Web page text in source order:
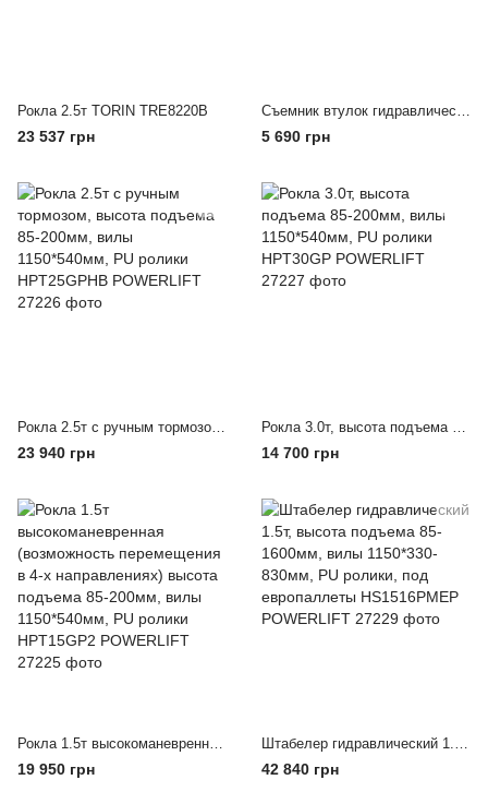
Рокла 2.5т TORIN TRE8220B
23 537 грн
Съемник втулок гидравлический 8т СТАНДАРТ SVH2260
5 690 грн
Рокла 2.5т с ручным тормозом, высота подъема 85-200мм, вилы 1150*540мм, PU ролики HPT25GPHB POWERLIFT
23 940 грн
Рокла 3.0т, высота подъема 85-200мм, вилы 1150*540мм, PU ролики HPT30GP POWERLIFT
14 700 грн
Рокла 1.5т высокоманевренная (возможность перемещения в 4-х направлениях) высота подъема 85-200мм, вилы 1150*540мм, PU ролики HPT15GP2 POWERLIFT
19 950 грн
Штабелер гидравлический 1.5т, высота подъема 85-1600мм, вилы 1150*330-830мм, PU ролики, под европаллеты HS1516PMEP POWERLIFT
42 840 грн